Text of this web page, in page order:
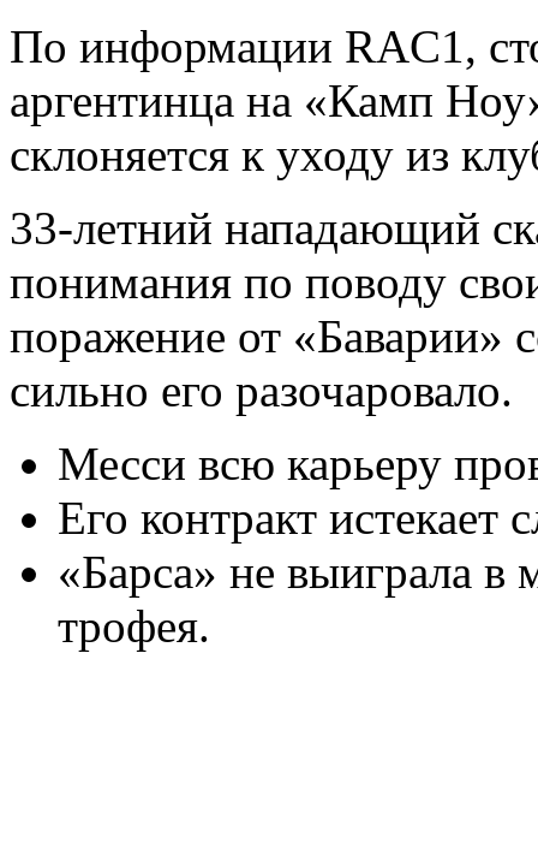
По информации RAC1,
аргентинца на «Камп
склоняется к уходу из
33-летний нападающий
понимания по поводу
поражение от «Баварии»
сильно его разочаровало.
Месси всю карьеру
Его контракт
«Барса» не выиграла
трофея.